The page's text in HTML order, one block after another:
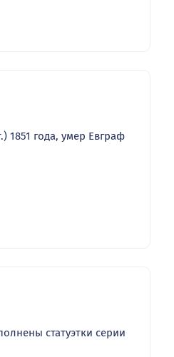
1851 года, умер Евграф
статуэтки серии